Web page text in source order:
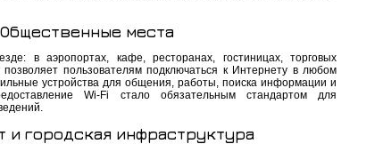
Общественные места
в аэропортах, кафе, ресторанах, гостиницах, торговых
пользователям подключаться к Интернету в любом
устройства для общения, работы, поиска информации и
Wi-Fi стало обязательным стандартом для
и городская инфраструктура